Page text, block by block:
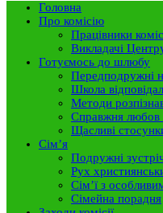
Головна
Про комісію
Працівники
Викладачі
Готуємось до шлюбу
Передподружні
Школа
Методи
Справжня любов
Щасливі
Сім’я
Подружні
Рух
Сім’ї з
Сімейна порадня